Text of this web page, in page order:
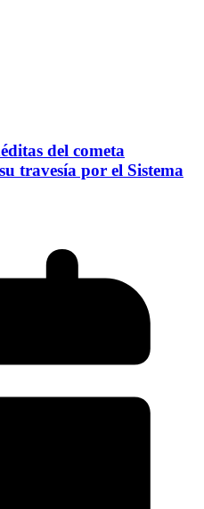
del cometa
travesía por el Sistema